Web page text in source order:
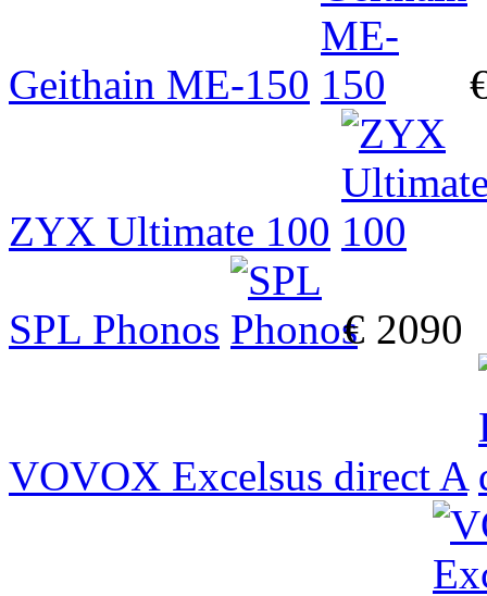
Geithain ME-150
ZYX Ultimate 100
SPL Phonos € 2090
VOVOX Excelsus direct A